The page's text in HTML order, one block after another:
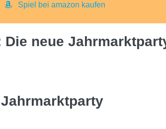
Spiel bei amazon kaufen
neue